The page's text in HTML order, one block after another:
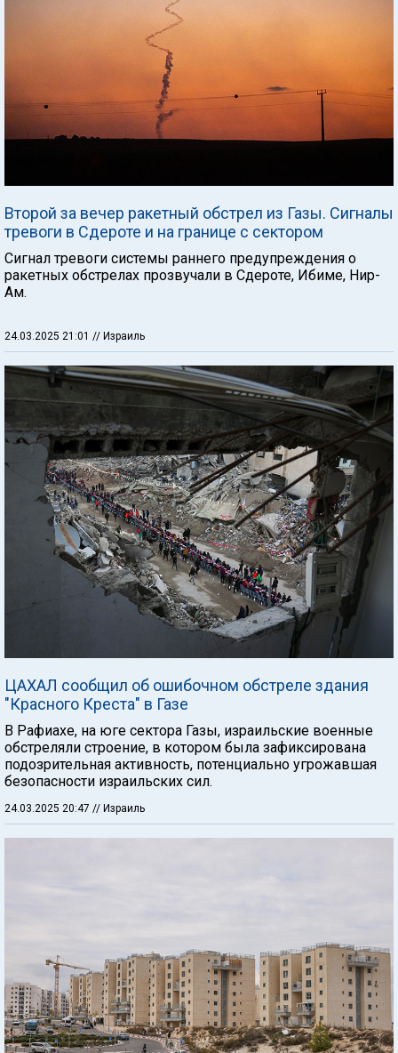
Второй за вечер ракетный обстрел из Газы. Сигналы
тревоги в Сдероте и на границе с сектором
Cигнал тревоги системы раннего предупреждения о
ракетных обстрелах прозвучали в Сдероте, Ибиме, Нир-
Ам.
24.03.2025 21:01 // Израиль
ЦАХАЛ сообщил об ошибочном обстреле здания
"Красного Креста" в Газе
В Рафиахе, на юге сектора Газы, израильские военные
обстреляли строение, в котором была зафиксирована
подозрительная активность, потенциально угрожавшая
безопасности израильских сил.
24.03.2025 20:47 // Израиль